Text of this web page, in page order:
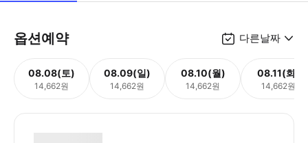
옵션예약 다른날짜
08.08(토)
14,662원
08.09(일)
14,662원
08.10(월)
14,662원
08.11(화)
14,662원